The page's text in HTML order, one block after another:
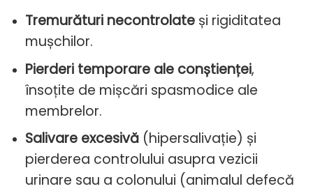
Tremurături necontrolateși rigiditatea
mușchilor.
Pierderi temporare ale conștienței,
însoțite de mișcări spasmodice ale
membrelor.
Salivare excesivă(hipersalivație) și
pierderea controlului asupra vezicii
urinare sau a colonului (animalul defecă